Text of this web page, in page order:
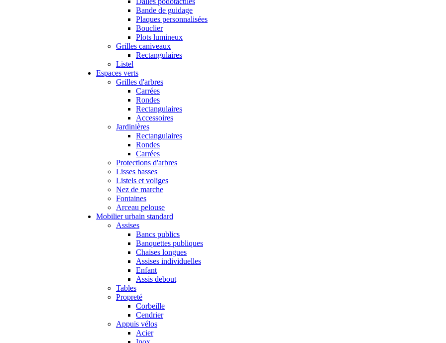
Bande de guidage
Plaques personnalisées
Bouclier
Plots lumineux
Grilles caniveaux
Rectangulaires
Listel
Espaces verts
Grilles d'arbres
Carrées
Rondes
Rectangulaires
Accessoires
Jardinières
Rectangulaires
Rondes
Carrées
Protections d'arbres
Lisses basses
Listels et voliges
Nez de marche
Fontaines
Arceau pelouse
Mobilier urbain standard
Assises
Bancs publics
Banquettes publiques
Chaises longues
Assises individuelles
Enfant
Assis debout
Tables
Propreté
Corbeille
Cendrier
Appuis vélos
Acier